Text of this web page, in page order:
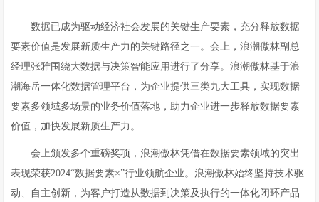
数据已成为驱动经济社会发展的关键生产要素，充分释放数据
要素价值是发展新质生产力的关键路径之一。会上，浪潮傲林副总
经理张雅围绕大数据与决策智能应用进行了分享。浪潮傲林基于浪
潮海岳一体化数据管理平台，为企业提供三类九大工具，实现数据
要素多领域多场景的业务价值落地，助力企业进一步释放数据要素
价值，加快发展新质生产力。
会上颁发多个重磅奖项，浪潮傲林凭借在数据要素领域的突出
表现荣获2024“数据要素×”行业领航企业。浪潮傲林始终坚持技术驱
动、自主创新，为客户打造从数据到决策及执行的一体化闭环产品